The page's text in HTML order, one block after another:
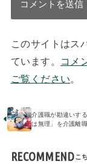
このサイトはス
ています。
コメ
ご覧ください。
介護職が勘違いす
は無理」を介護離
RECOMMEND